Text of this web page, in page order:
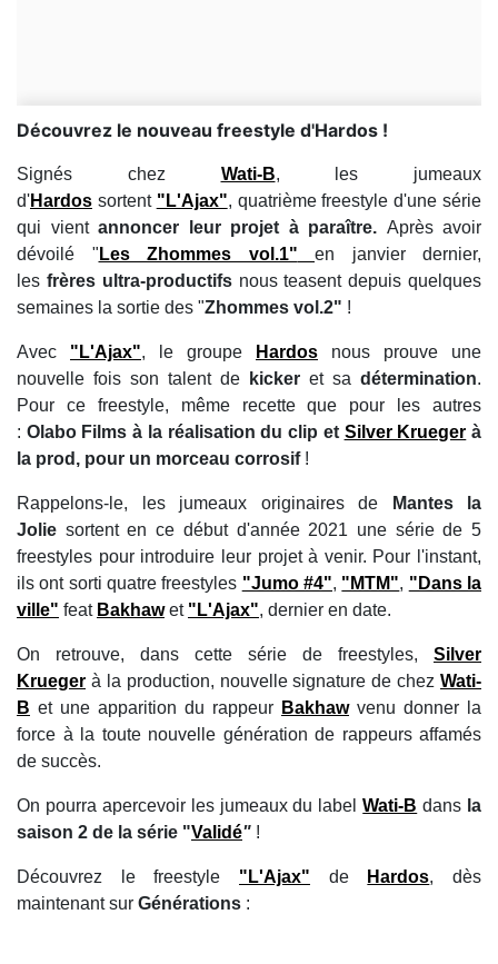
Découvrez le nouveau freestyle d'Hardos !
Signés chez Wati-B, les jumeaux
d'Hardos sortent "L'Ajax", quatrième freestyle d'une série
qui vient annoncer leur projet à paraître. Après avoir
dévoilé " Les Zhommes vol.1"
en janvier dernier,
les frères ultra-productifsnous teasent depuis quelques
semaines la sortie des "Zhommes vol.2" !
Avec "L'Ajax", le groupe Hardos nous prouve une
nouvelle fois son talent de
kicker et sa détermination.
Pour ce freestyle, même recette que pour les autres
: Olabo Films à la réalisation du clip et Silver Krueger à
la prod, pour un morceau corrosif !
Rappelons-le, les jumeaux originaires de
Mantes la
Jolie sortent en ce début d'année 2021 une série de 5
freestyles pour introduire leur projet à venir. Pour l'instant,
ils ont sorti quatre freestyles "Jumo #4", "MTM", "Dans la
ville" feat Bakhawet "L'Ajax", dernier en date.
On retrouve, dans cette série de freestyles, Silver
Krueger à la production, nouvelle signature de chez Wati-
B et une apparition du rappeur Bakhawvenu donner la
force à la toute nouvelle génération de rappeurs affamés
de succès.
On pourra apercevoir les jumeaux du labelWati-B dans la
saison 2 de la série "Validé" !
Découvrez le freestyle "L'Ajax" de Hardos, dès
maintenant sur Générations :